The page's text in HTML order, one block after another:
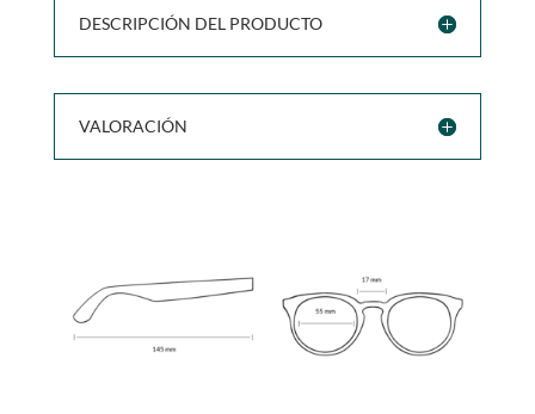
DESCRIPCIÓN DEL PRODUCTO
VALORACIÓN